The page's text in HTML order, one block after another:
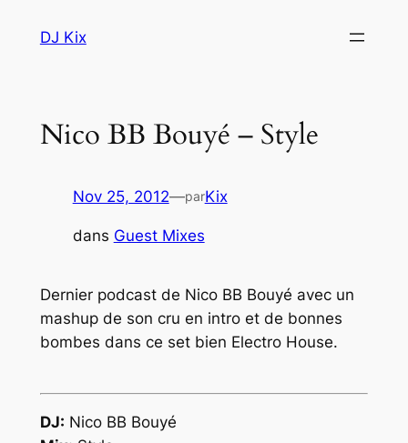
DJ Kix
Nico BB Bouyé – Style
Nov 25, 2012—parKix
dans Guest Mixes
Dernier podcast de Nico BB Bouyé avec un
mashup de son cru en intro et de bonnes
bombes dans ce set bien Electro House.
DJ: Nico BB Bouyé